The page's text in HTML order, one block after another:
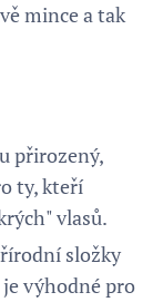
mince a tak
přirozený,
ty, kteří
vlasů.
složky
výhodné pro